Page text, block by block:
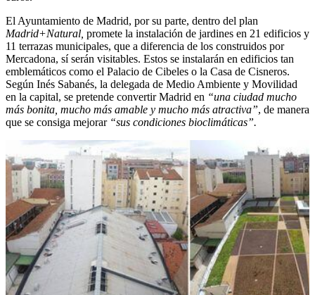
El Ayuntamiento de Madrid, por su parte, dentro del plan
Madrid+Natural, promete la instalación de jardines en 21 edificios y
11 terrazas municipales, que a diferencia de los construidos por
Mercadona, sí serán visitables. Estos se instalarán en edificios tan
emblemáticos como el Palacio de Cibeles o la Casa de Cisneros.
Según Inés Sabanés, la delegada de Medio Ambiente y Movilidad
en la capital, se pretende convertir Madrid en “una ciudad mucho
más bonita, mucho más amable y mucho más atractiva”, de manera
que se consiga mejorar “sus condiciones bioclimáticas”.